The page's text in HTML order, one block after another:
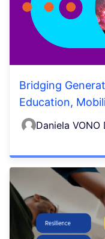
Bridging
Education,
Daniela VONO